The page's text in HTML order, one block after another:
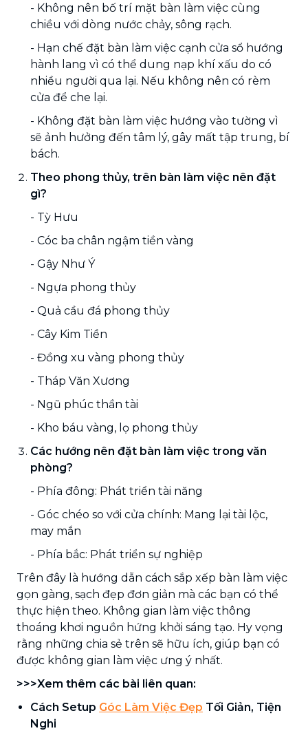
- Không nên bố trí mặt bàn làm việc cùng
chiều với dòng nước chảy, sông rạch.
- Hạn chế đặt bàn làm việc cạnh cửa sổ hướng
hành lang vì có thể dung nạp khí xấu do có
nhiều người qua lại. Nếu không nên có rèm
cửa để che lại.
- Không đặt bàn làm việc hướng vào tường vì
sẽ ảnh hưởng đến tâm lý, gây mất tập trung, bí
bách.
Theo phong thủy, trên bàn làm việc nên đặt
gì?
- Tỳ Hưu
- Cóc ba chân ngậm tiền vàng
- Gậy Như Ý
- Ngựa phong thủy
- Quả cầu đá phong thủy
- Cây Kim Tiền
- Đồng xu vàng phong thủy
- Tháp Văn Xương
- Ngũ phúc thần tài
- Kho báu vàng, lọ phong thủy
Các hướng nên đặt bàn làm việc trong văn
phòng?
- Phía đông: Phát triển tài năng
- Góc chéo so với cửa chính: Mang lại tài lộc,
may mắn
- Phía bắc: Phát triển sự nghiệp
Trên đây là hướng dẫn cách sắp xếp bàn làm việc
gọn gàng, sạch đẹp đơn giản mà các bạn có thể
thực hiện theo. Không gian làm việc thông
thoáng khơi nguồn hứng khởi sáng tạo. Hy vọng
rằng những chia sẻ trên sẽ hữu ích, giúp bạn có
được không gian làm việc ưng ý nhất.
>>>Xem thêm các bài liên quan:
Cách Setup Góc Làm Việc Đẹp Tối Giản, Tiện
Nghi